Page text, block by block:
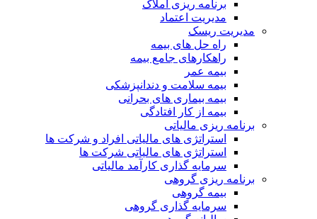
برنامه ریزی املاک
مدیریت اعتماد
مدیریت ریسک
راه حل های بیمه
راهکارهای جامع بیمه
بیمه عمر
بیمه سلامت و دندانپزشکی
بیمه بیماری های بحرانی
بیمه از کار افتادگی
برنامه ریزی مالیاتی
استراتژی های مالیاتی افراد و شرکت ها
استراتژی های مالیاتی شرکت ها
سرمایه گذاری کارآمد مالیاتی
برنامه ریزی گروهی
بیمه گروهی
سرمایه گذاری گروهی